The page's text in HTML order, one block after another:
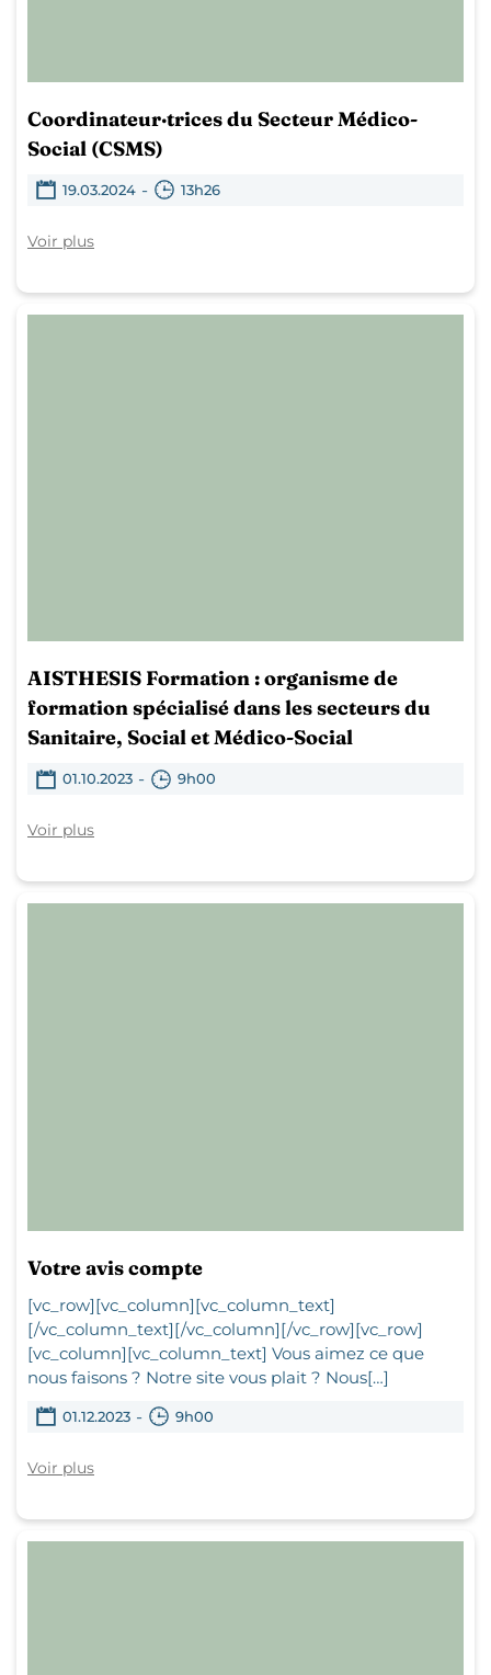
Coordinateur·trices du Secteur Médico-
Social (CSMS)
19.03.2024 - 13h26
Voir plus
AISTHESIS Formation : organisme de
formation spécialisé dans les secteurs du
Sanitaire, Social et Médico-Social
01.10.2023 - 9h00
Voir plus
Votre avis compte
[vc_row][vc_column][vc_column_text]
[/vc_column_text][/vc_column][/vc_row][vc_row]
[vc_column][vc_column_text] Vous aimez ce que
nous faisons ? Notre site vous plait ? Nous[…]
01.12.2023 - 9h00
Voir plus